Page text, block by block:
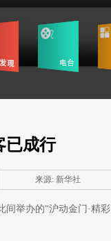
已成行
来源: 新华社
间举办的“沪动金门·精彩